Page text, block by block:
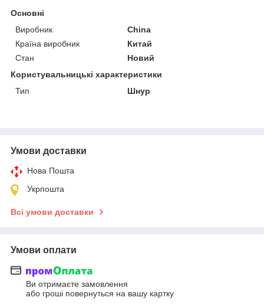
Основні
Виробник
China
Країна виробник
Китай
Стан
Новий
Користувальницькі характеристики
Тип
Шнур
Умови доставки
Нова Пошта
Укрпошта
Всі умови доставки
Умови оплати
Ви отримаєте замовлення
або гроші повернуться на вашу картку